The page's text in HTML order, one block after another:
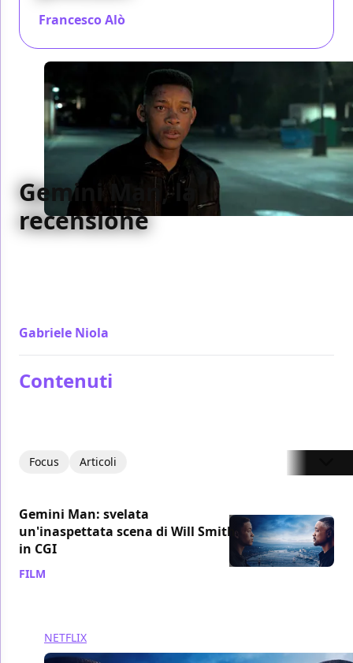
Francesco Alò
Gemini Man, la
recensione
Gabriele Niola
Contenuti
Focus Articoli
Gemini Man: svelata
un'inaspettata scena di Will Smith
in CGI
FILM
NETFLIX